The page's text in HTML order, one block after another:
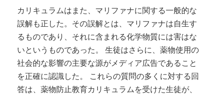
カリキュラムはまた、マリファナに関する一般的な
誤解も正した。その誤解とは、マリファナは自生す
るものであり、それに含まれる化学物質には害はな
いというものであった。 生徒はさらに、薬物使用の
社会的な影響の主要な源がメディア広告であること
を正確に認識した。 これらの質問の多くに対する回
答は、薬物防止教育カリキュラムを受けた生徒が、